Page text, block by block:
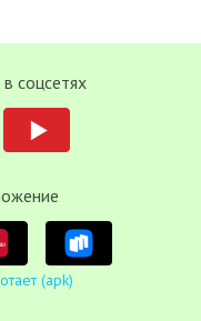
соцсетях
(apk)